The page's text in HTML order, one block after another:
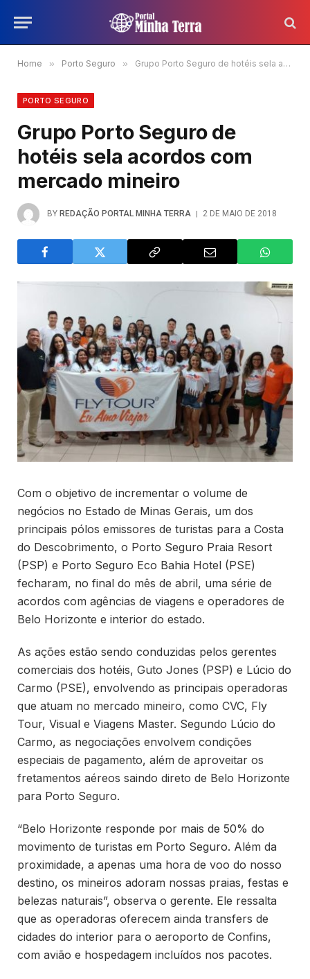
Home » Porto Seguro » Grupo Porto Seguro de hotéis sela acordos com mercado mineiro
PORTO SEGURO
Grupo Porto Seguro de
hotéis sela acordos com
mercado mineiro
BY REDAÇÃO PORTAL MINHA TERRA 2 DE MAIO DE 2018
Com o objetivo de incrementar o volume de
negócios no Estado de Minas Gerais, um dos
principais pólos emissores de turistas para a Costa
do Descobrimento, o Porto Seguro Praia Resort
(PSP) e Porto Seguro Eco Bahia Hotel (PSE)
fecharam, no final do mês de abril, uma série de
acordos com agências de viagens e operadores de
Belo Horizonte e interior do estado.
As ações estão sendo conduzidas pelos gerentes
comerciais dos hotéis, Guto Jones (PSP) e Lúcio do
Carmo (PSE), envolvendo as principais operadoras
que atuam no mercado mineiro, como CVC, Fly
Tour, Visual e Viagens Master. Segundo Lúcio do
Carmo, as negociações envolvem condições
especiais de pagamento, além de aproveitar os
fretamentos aéreos saindo direto de Belo Horizonte
para Porto Seguro.
“Belo Horizonte responde por mais de 50% do
movimento de turistas em Porto Seguro. Além da
proximidade, a apenas uma hora de voo do nosso
destino, os mineiros adoram nossas praias, festas e
belezas naturais”, observa o gerente. Ele ressalta
que as operadoras oferecem ainda transfers de
cidades do interior para o aeroporto de Confins,
com avião e hospedagem incluídos nos pacotes.